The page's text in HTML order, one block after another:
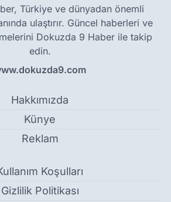
Türkiye ve dünyadan önemli
ulaştırır. Güncel haberleri ve
Dokuzda 9 Haber ile takip
edin.
Hakkımızda
Künye
Reklam
Koşulları
Gizlilik Politikası